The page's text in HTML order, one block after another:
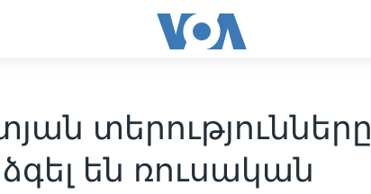
տերությունները
են ռուսական